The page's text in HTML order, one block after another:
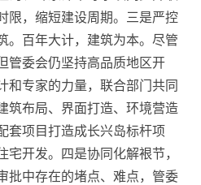
限，缩短建设周期。三是严控
。百年大计，建筑为本。尽管
管委会仍坚持高品质地区开
和专家的力量，联合部门共同
筑布局、界面打造、环境营造
套项目打造成长兴岛标杆项
宅开发。四是协同化解裉节，
批中存在的堵点、难点，管委